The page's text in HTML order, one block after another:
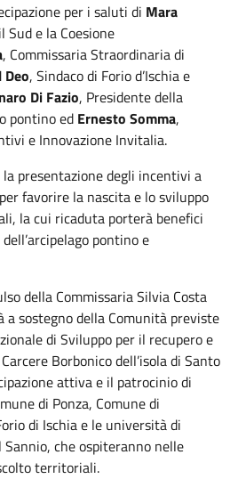
per i saluti di Mara
e la Coesione
, Commissaria Straordinaria di
Deo, Sindaco di Forio d’Ischia e
Di Fazio, Presidente della
pontino ed Ernesto Somma,
e Innovazione Invitalia.
la presentazione degli incentivi a
favorire la nascita e lo sviluppo
la cui ricaduta porterà benefici
pontino e
della Commissaria Silvia Costa
a sostegno della Comunità previste
di Sviluppo per il recupero e
Borbonico dell’isola di Santo
attiva e il patrocinio di
di Ponza, Comune di
di Ischia e le università di
Sannio, che ospiteranno nelle
territoriali.